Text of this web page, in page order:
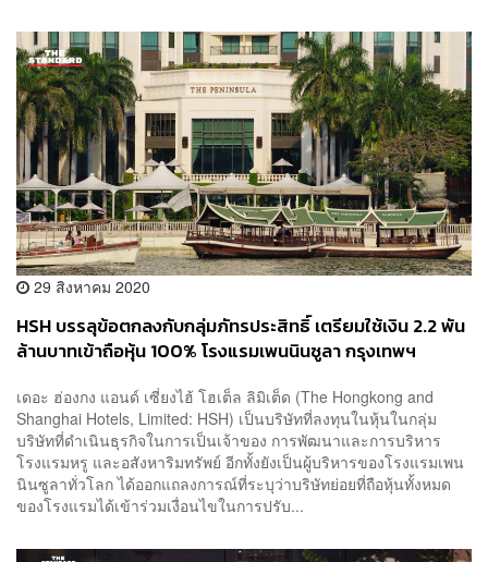
29 สิงหาคม 2020
HSH บรรลุข้อตกลงกับกลุ่มภัทรประสิทธิ์ เตรียมใช้เงิน 2.2 พัน
ล้านบาทเข้าถือหุ้น 100% โรงแรมเพนนินซูลา กรุงเทพฯ
เดอะ ฮ่องกง แอนด์ เซี่ยงไฮ้ โฮเต็ล ลิมิเต็ด (The Hongkong and
Shanghai Hotels, Limited: HSH) เป็นบริษัทที่ลงทุนในหุ้นในกลุ่ม
บริษัทที่ดำเนินธุรกิจในการเป็นเจ้าของ การพัฒนาและการบริหาร
โรงแรมหรู และอสังหาริมทรัพย์ อีกทั้งยังเป็นผู้บริหารของโรงแรมเพน
นินซูลาทั่วโลก ได้ออกแถลงการณ์ที่ระบุว่าบริษัทย่อยที่ถือหุ้นทั้งหมด
ของโรงแรมได้เข้าร่วมเงื่อนไขในการปรับ...